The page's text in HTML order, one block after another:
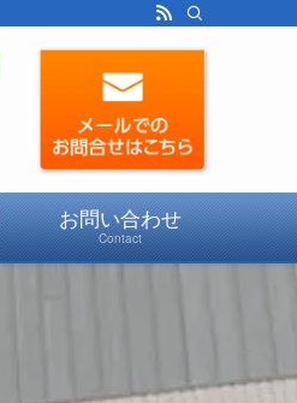
お問い合わせ
Contact